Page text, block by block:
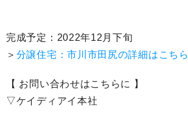
完成予定：2022年12月下旬
＞ 分譲住宅：市川市田尻の詳細はこちら
【 お問い合わせはこちらに 】
▽ケイディアイ本社